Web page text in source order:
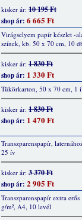
kisker ár: 10 195 Ft
shop ár: 6 665 Ft
Virágselyem papír készlet -
színek, kb. 50 x 70 cm, 10
kisker ár: 1 830 Ft
shop ár: 1 330 Ft
Tükörkarton, 50 x 70 cm, 1
kisker ár: 1 830 Ft
shop ár: 1 470 Ft
Transzparenspapír,
25 ív
kisker ár: 3 370 Ft
shop ár: 2 905 Ft
Transzparenspapír extra erős
g/m², A4, 10 levél